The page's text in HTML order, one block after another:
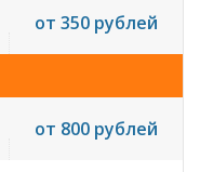
от 350 рублей
от 800 рублей